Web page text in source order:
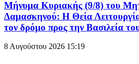
Μήνυμα Κυριακής (9/8) του
Δαμασκηνού: Η Θεία
τον δρόμο προς την Βασιλεία
8 Αυγούστου 2026 15:19